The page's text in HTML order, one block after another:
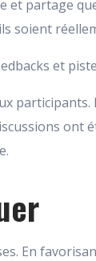
et partage
soient
et
ont
En